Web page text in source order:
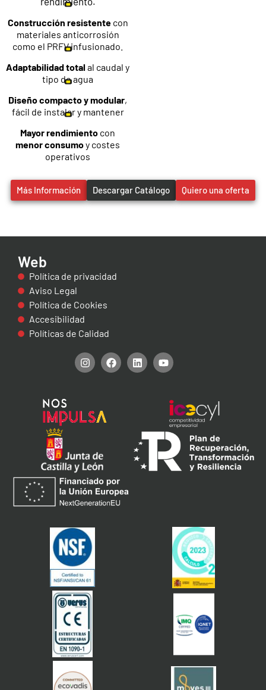
Construcción resistentecon
materiales anticorrosión
como el PRFV infusionado.
Adaptabilidad totalal caudal y
tipo de agua
Diseño compacto y modular,
fácil de instalar y mantener
Mayor rendimiento con
menor consumoy costes
operativos
Más Información Descargar Catálogo Quiero una oferta
Web
Política de privacidad
Aviso Legal
Política de Cookies
Accesibilidad
Políticas de Calidad